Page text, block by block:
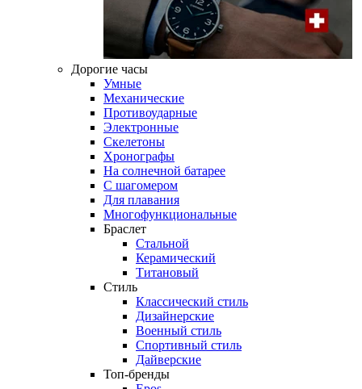
Дорогие часы
Умные
Механические
Противоударные
Электронные
Скелетоны
Хронографы
На солнечной батарее
С шагомером
Для плавания
Многофункциональные
Браслет
Стальной
Керамический
Титановый
Стиль
Классический стиль
Дизайнерские
Военный стиль
Спортивный стиль
Дайверские
Топ-бренды